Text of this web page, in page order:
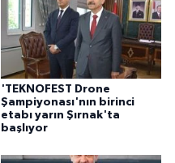
'TEKNOFEST Drone
Şampiyonası'nın birinci
etabı yarın Şırnak'ta
başlıyor